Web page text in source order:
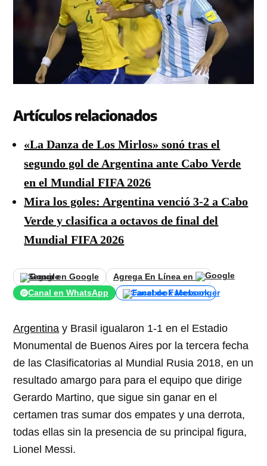
Artículos relacionados
«La Danza de Los Mirlos» sonó tras el
segundo gol de Argentina ante Cabo Verde
en el Mundial FIFA 2026
Mira los goles: Argentina venció 3-2 a Cabo
Verde y clasifica a octavos de final del
Mundial FIFA 2026
Seguir en Google
Agrega En Línea en
Canal en WhatsApp
Canal de Facebook
Argentina y Brasil igualaron 1-1 en el Estadio
Monumental de Buenos Aires por la tercera fecha
de las Clasificatorias al Mundial Rusia 2018, en un
resultado amargo para para el equipo que dirige
Gerardo Martino, que sigue sin ganar en el
certamen tras sumar dos empates y una derrota,
todas ellas sin la presencia de su principal figura,
Lionel Messi.